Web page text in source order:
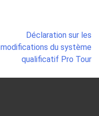
Déclaration sur les
modifications du système
qualificatif Pro Tour